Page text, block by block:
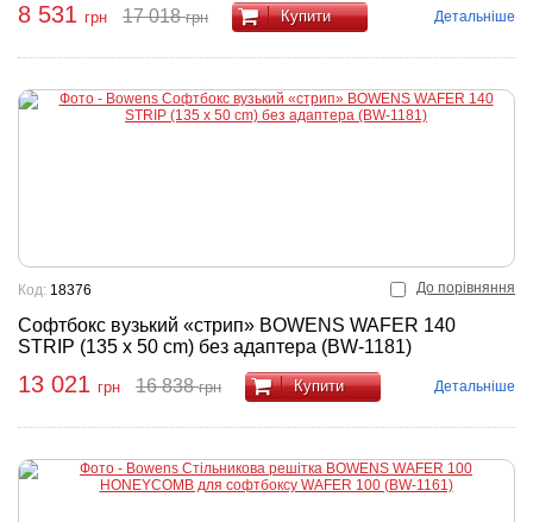
8 531 грн 17 018грн Купити Детальніше
До порівняння
Софтбокс вузький «стрип» BOWENS WAFER 140
STRIP (135 x 50 cm) без адаптера (BW-1181)
Код: 18376
13 021 грн 16 838грн Купити Детальніше